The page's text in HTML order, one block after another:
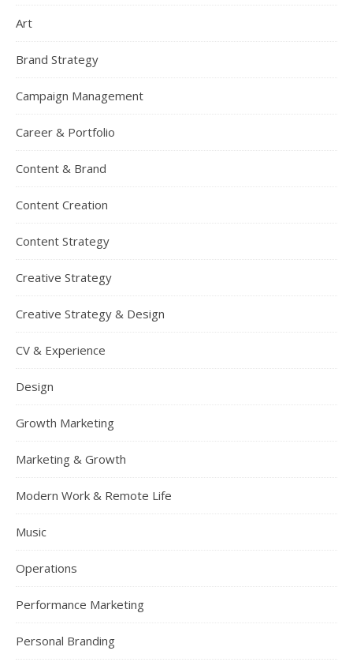
Art
Brand Strategy
Campaign Management
Career & Portfolio
Content & Brand
Content Creation
Content Strategy
Creative Strategy
Creative Strategy & Design
CV & Experience
Design
Growth Marketing
Marketing & Growth
Modern Work & Remote Life
Music
Operations
Performance Marketing
Personal Branding